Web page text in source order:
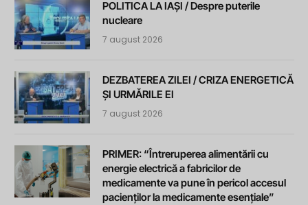
POLITICA LA IAȘI / Despre puterile
nucleare
7 august 2026
DEZBATEREA ZILEI / CRIZA ENERGETICĂ
ȘI URMĂRILE EI
7 august 2026
PRIMER: “Întreruperea alimentării cu
energie electrică a fabricilor de
medicamente va pune în pericol accesul
pacienților la medicamente esențiale”